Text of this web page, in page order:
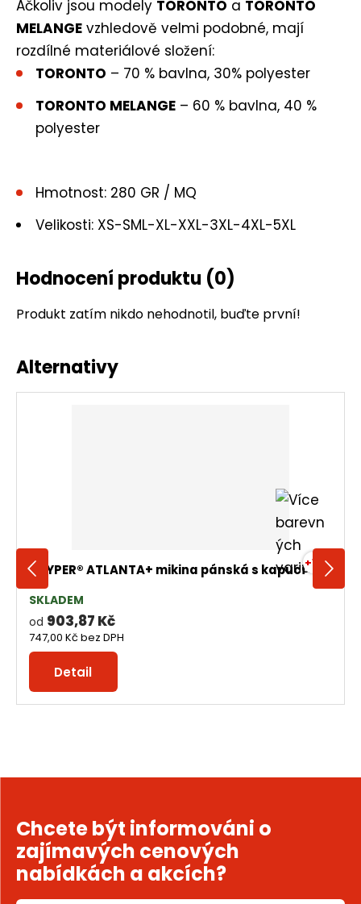
Ačkoliv jsou modely TORONTO a TORONTO
MELANGEvzhledově velmi podobné, mají
rozdílné materiálové složení:
TORONTO – 70 % bavlna, 30% polyester
TORONTO MELANGE– 60 % bavlna, 40 %
polyester
Hmotnost: 280 GR / MQ
Velikosti: XS-SML-XL-XXL-3XL-4XL-5XL
Hodnocení produktu (0)
Produkt zatím nikdo nehodnotil, buďte první!
Alternativy
+14
PAYPER® ATLANTA+ mikina pánská s kapucí
od 903,87 Kč
747,00 Kč bez DPH
SKLADEM
Detail
Chcete být informováni o
zajímavých cenových
nabídkách a akcích?